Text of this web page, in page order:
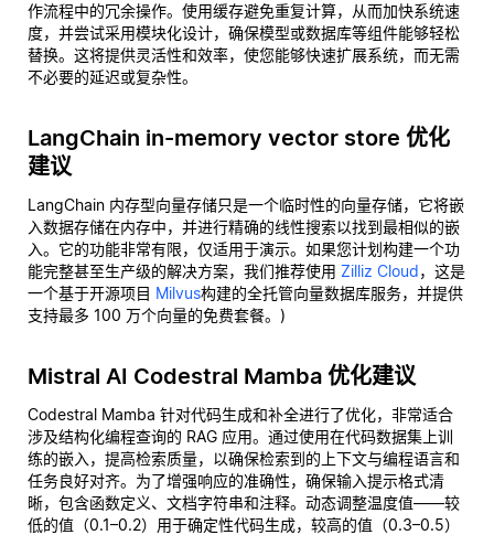
作流程中的冗余操作。使用缓存避免重复计算，从而加快系统速
度，并尝试采用模块化设计，确保模型或数据库等组件能够轻松
替换。这将提供灵活性和效率，使您能够快速扩展系统，而无需
不必要的延迟或复杂性。
LangChain in-memory vector store 优化
建议
LangChain 内存型向量存储只是一个临时性的向量存储，它将嵌
入数据存储在内存中，并进行精确的线性搜索以找到最相似的嵌
入。它的功能非常有限，仅适用于演示。如果您计划构建一个功
能完整甚至生产级的解决方案，我们推荐使用 Zilliz Cloud，这是
一个基于开源项目 Milvus构建的全托管向量数据库服务，并提供
支持最多 100 万个向量的免费套餐。)
Mistral AI Codestral Mamba 优化建议
Codestral Mamba 针对代码生成和补全进行了优化，非常适合
涉及结构化编程查询的 RAG 应用。通过使用在代码数据集上训
练的嵌入，提高检索质量，以确保检索到的上下文与编程语言和
任务良好对齐。为了增强响应的准确性，确保输入提示格式清
晰，包含函数定义、文档字符串和注释。动态调整温度值——较
低的值（0.1–0.2）用于确定性代码生成，较高的值（0.3–0.5）